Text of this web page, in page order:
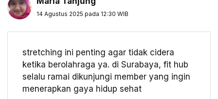
14 Agustus 2025 pada 12:30 WIB
stretching ini penting agar tidak cidera
ketika berolahraga ya. di Surabaya, fit hub
selalu ramai dikunjungi member yang ingin
menerapkan gaya hidup sehat